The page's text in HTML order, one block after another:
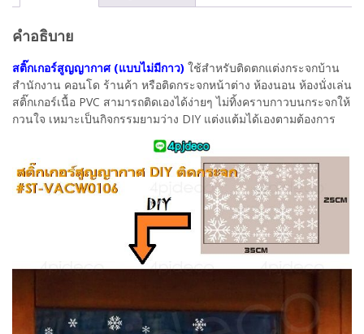
คำอธิบาย
สติ๊กเกอร์สูญญากาศ (แบบไม่มีกาว) ใช้สำหรับติดตกแต่งกระจกบ้าน
สำนักงาน คอนโด ร้านค้า หรือติดกระจกหน้าต่าง ห้องนอน ห้องนั่งเล่น
สติ๊กเกอร์เนื้อ PVC สามารถติดเองได้ง่ายๆ ไม่ทิ้งคราบกาวบนกระจกให้
กวนใจ เหมาะเป็นกิจกรรมยามว่าง DIY แต่งแต้มได้เองตามต้องการ